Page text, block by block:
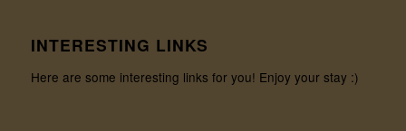
INTERESTING LINKS
Here are some interesting links for you! Enjoy your stay :)